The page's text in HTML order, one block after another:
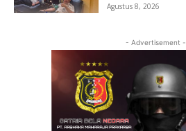
Agustus 8, 2026
- Advertisement -